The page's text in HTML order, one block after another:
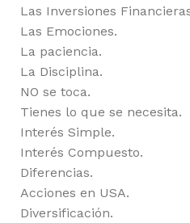
Las Inversiones
Las Emociones.
La paciencia.
La Disciplina.
NO se toca.
Tienes lo que se necesita.
Interés Simple.
Interés Compuesto.
Diferencias.
Acciones en USA.
Diversificación.